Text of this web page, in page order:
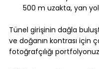
500 m uzakta, yan
Tünel girişinin dağla
ve doğanın kontrası için
fotoğrafçılığı